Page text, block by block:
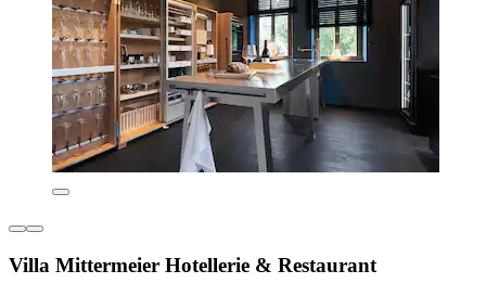
Villa Mittermeier Hotellerie & Restaurant